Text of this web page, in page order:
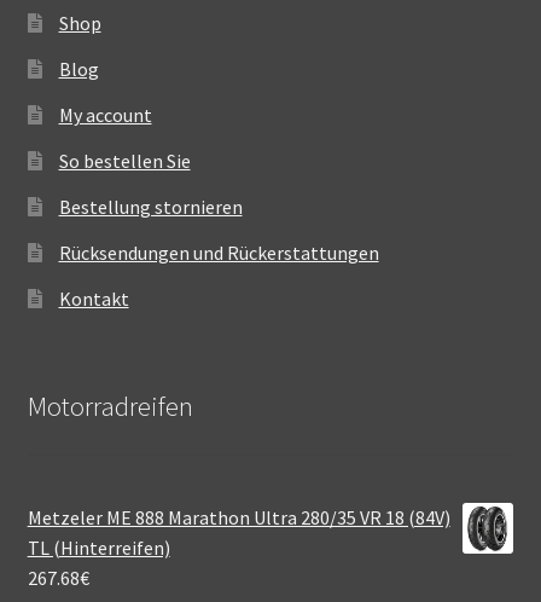
Shop
Blog
My account
So bestellen Sie
Bestellung stornieren
Rücksendungen und Rückerstattungen
Kontakt
Motorradreifen
Metzeler ME 888 Marathon Ultra 280/35 VR 18 (84V)
TL (Hinterreifen)
267.68€